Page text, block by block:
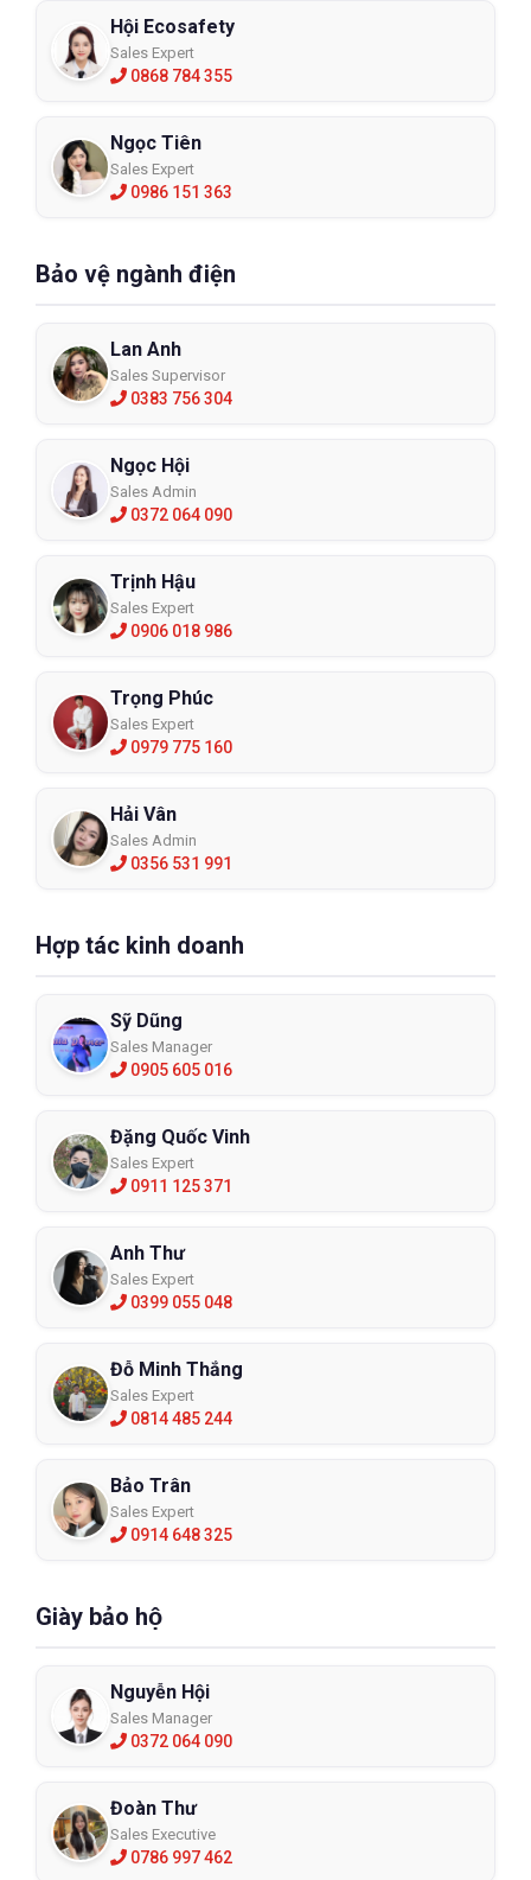
Hội Ecosafety
Sales Expert
0868 784 355
Ngọc Tiên
Sales Expert
0986 151 363
Bảo vệ ngành điện
Lan Anh
Sales Supervisor
0383 756 304
Ngọc Hội
Sales Admin
0372 064 090
Trịnh Hậu
Sales Expert
0906 018 986
Trọng Phúc
Sales Expert
0979 775 160
Hải Vân
Sales Admin
0356 531 991
Hợp tác kinh doanh
Sỹ Dũng
Sales Manager
0905 605 016
Đặng Quốc Vinh
Sales Expert
0911 125 371
Anh Thư
Sales Expert
0399 055 048
Đỗ Minh Thắng
Sales Expert
0814 485 244
Bảo Trân
Sales Expert
0914 648 325
Giày bảo hộ
Nguyễn Hội
Sales Manager
0372 064 090
Đoàn Thư
Sales Executive
0786 997 462